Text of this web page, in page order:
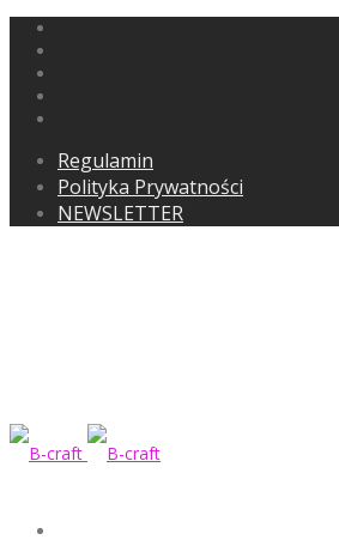
Regulamin
Polityka Prywatności
NEWSLETTER